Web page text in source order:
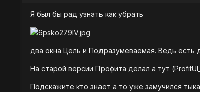
Я был бы рад узнать как убрать
два окна Цель и Подразумеваемая. Ведь
На старой версии Профита делал а тут
Подскажите кто знает а то уже замучился